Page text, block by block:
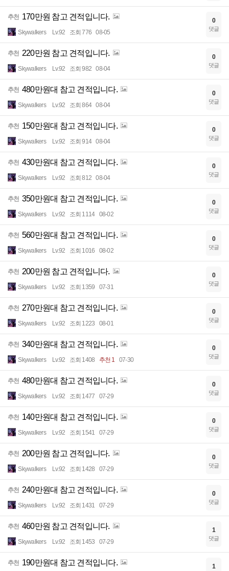
추천 170만원 참고 견적입니다.
Skywalkers Lv.92 조회 776 08-05
0
댓글
추천 220만원 참고 견적입니다.
Skywalkers Lv.92 조회 982 08-04
0
댓글
추천 480만원대 참고 견적입니다.
Skywalkers Lv.92 조회 864 08-04
0
댓글
추천 150만원대 참고 견적입니다.
Skywalkers Lv.92 조회 914 08-04
0
댓글
추천 430만원대 참고 견적입니다.
Skywalkers Lv.92 조회 812 08-04
0
댓글
추천 350만원대 참고 견적입니다.
Skywalkers Lv.92 조회 1114 08-02
0
댓글
추천 560만원대 참고 견적입니다.
Skywalkers Lv.92 조회 1016 08-02
0
댓글
추천 200만원 참고 견적입니다.
Skywalkers Lv.92 조회 1359 07-31
0
댓글
추천 270만원대 참고 견적입니다.
Skywalkers Lv.92 조회 1223 08-01
0
댓글
추천 340만원대 참고 견적입니다.
Skywalkers Lv.92 조회 1408 추천 1 07-30
0
댓글
추천 480만원대 참고 견적입니다.
Skywalkers Lv.92 조회 1477 07-29
0
댓글
추천 140만원대 참고 견적입니다.
Skywalkers Lv.92 조회 1541 07-29
0
댓글
추천 200만원 참고 견적입니다.
Skywalkers Lv.92 조회 1428 07-29
0
댓글
추천 240만원대 참고 견적입니다.
Skywalkers Lv.92 조회 1431 07-29
0
댓글
추천 460만원 참고 견적입니다.
Skywalkers Lv.92 조회 1453 07-29
1
댓글
추천 190만원대 참고 견적입니다. 1